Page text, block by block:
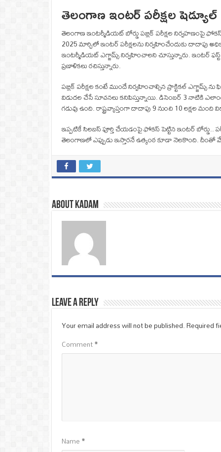
తెలంగాణ ఇంటర్ పరీక్షల
తెలంగాణ ఇంటర్మీడియట్ బోర్డు పబ్లిక్ పరీక్షల నిర్వహణంపై ఫోకస్
2025 మార్చిలో ఇంటర్ పరీక్షలను నిర్వహించేందుకు దాదాపు
ఇంటర్మీడియట్ ఎగ్జామ్స్ నిర్వహించాలని చూస్తున్నారు. ఇంటర్
ప్రణాళికలు రచిస్తున్నారు.
పబ్లిక్ పరీక్షల కంటే ముందే నిర్వహించాల్సిన ప్రాక్టికల్ ఎగ్జామ్స్
విడుదల చేసే సూచనలు కనిపిస్తున్నాయి. డిసెంబర్ 3 నాటికి
గడువు ఉంది. రాష్ట్రవ్యాప్తంగా దాదాపు 9 నుంచి 10 లక్షల మంది
ఇప్పటికే సిలబస్ పూర్తి చేయడంపై ఫోకస్ పెట్టిన ఇంటర్ బోర్డు..
తెలంగాణలో ఎప్పుడు ఇస్తారనే ఉత్కంఠ కూడా నెలకొంది. దీంతో
About Kadam
Leave a Reply
Your email address will not be published.Required
Comment*
Name*